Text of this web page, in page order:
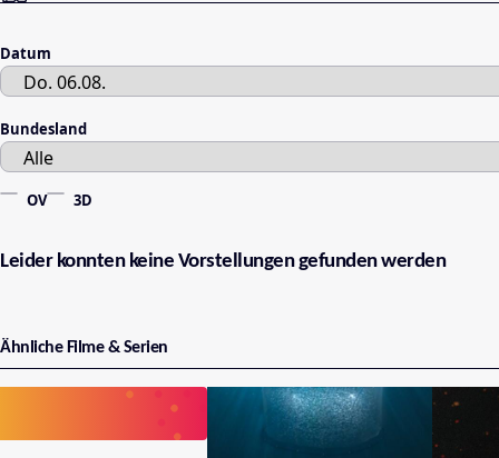
Datum
Bundesland
OV 3D
Leider konnten keine Vorstellungen gefunden werden
Ähnliche Filme & Serien